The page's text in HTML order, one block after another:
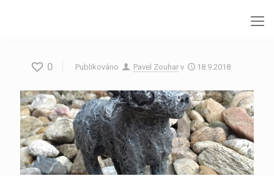
0 Publikováno Pavel Zouhar v 18.9.2018